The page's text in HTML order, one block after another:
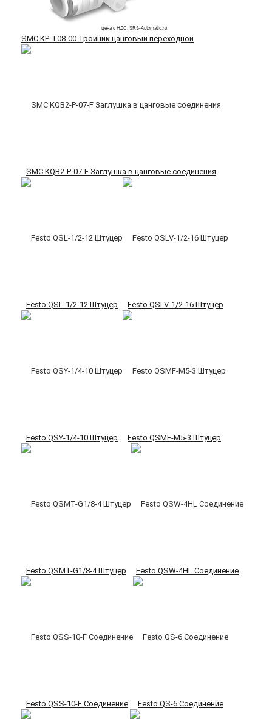
SMC KP-T08-00 Тройник цанговый переходной
SMC KQB2-P-07-F Заглушка в цанговые соединения
Festo QSL-1/2-12 Штуцер Festo QSLV-1/2-16 Штуцер
Festo QSY-1/4-10 Штуцер Festo QSMF-M5-3 Штуцер
Festo QSMT-G1/8-4 Штуцер Festo QSW-4HL Соединение
Festo QSS-10-F Соединение Festo QS-6 Соединение